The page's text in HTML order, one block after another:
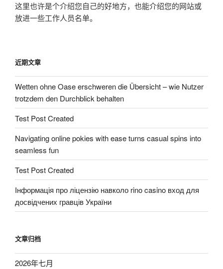
这里也许是个介绍您自己的好地方，也能介绍您的网站或
放进一些工作人员名单。
近期文章
Wetten ohne Oase erschweren die Übersicht – wie Nutzer
trotzdem den Durchblick behalten
Test Post Created
Navigating online pokies with ease turns casual spins into
seamless fun
Test Post Created
Інформація про ліцензію навколо rino casino вход для
досвідчених гравців України
文章归档
2026年七月